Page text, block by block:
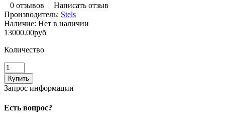
0 отзывов | Написать отзыв
Производитель: Stels
Наличие: Нет в наличии
13000.00руб
Количество
Запрос информации
Есть вопрос?